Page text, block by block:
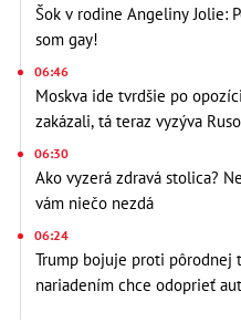
Šok v rodine Angeliny Jolie:
som gay!
06:46
Moskva ide tvrdšie po
zakázali, tá teraz vyzýva
06:30
Ako vyzerá zdravá stolica?
vám niečo nezdá
06:24
Trump bojuje proti pôrodnej
nariadením chce odoprieť